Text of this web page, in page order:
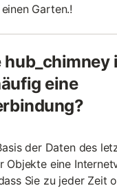
Garten.!
hub_chimney
eine
der Daten des
Objekte eine
Sie zu jeder Zeit